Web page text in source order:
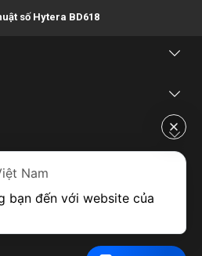
số Hytera BD618
Nam
bạn đến với website của